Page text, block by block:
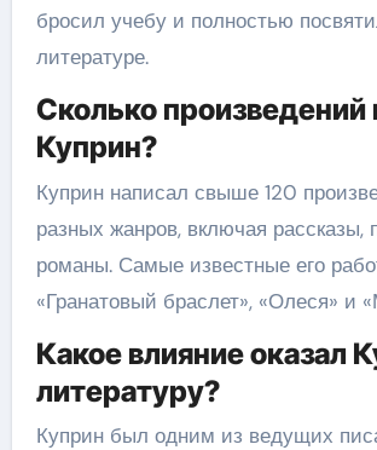
бросил учебу и полностью
литературе.
Сколько произведений
Куприн?
Куприн написал свыше 120
разных жанров, включая рассказы,
романы. Самые известные его
«Гранатовый браслет», «Олеся» и
Какое влияние оказал
литературу?
Куприн был одним из ведущих